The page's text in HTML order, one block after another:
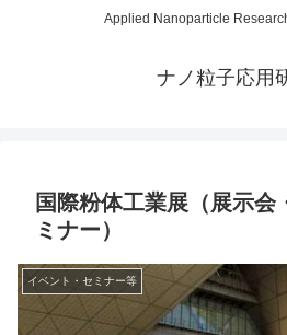
Applied Nanoparticle
ナノ粒子応用
国際粉体工業展（展示会
ミナー）
イベント・セミナー等